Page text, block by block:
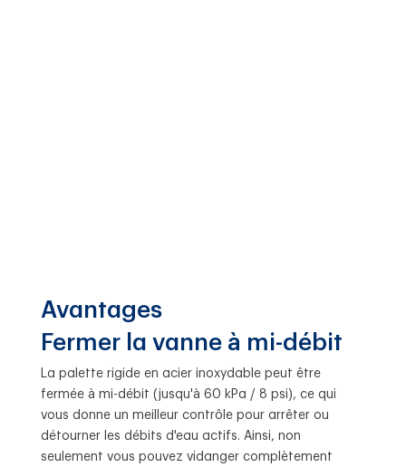
Avantages
Fermer la vanne à mi-débit
La palette rigide en acier inoxydable peut être
fermée à mi-débit (jusqu'à 60 kPa / 8 psi), ce qui
vous donne un meilleur contrôle pour arrêter ou
détourner les débits d'eau actifs. Ainsi, non
seulement vous pouvez vidanger complètement